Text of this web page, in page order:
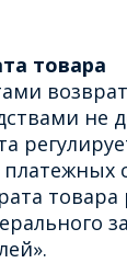
товара
не
товара